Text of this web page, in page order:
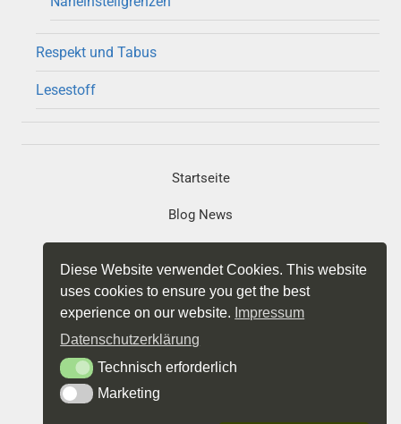
Respekt und Tabus
Lesestoff
Startseite
Blog News
Projekte
Datenschutz
Diese Website verwendet Cookies. This website
uses cookies to ensure you get the best
experience on our website. Impressum
Datenschutzerklärung
Technisch erforderlich
Technisch erforderlich
MarketingMarketing